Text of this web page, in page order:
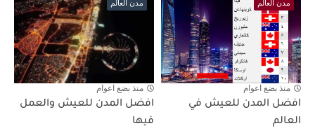
مدن العالم
منذ بضع اعوام
افضل المدن للعيش في
العالم
مدن العالم
منذ بضع اعوام
افضل المدن للعيش والعمل
فيها